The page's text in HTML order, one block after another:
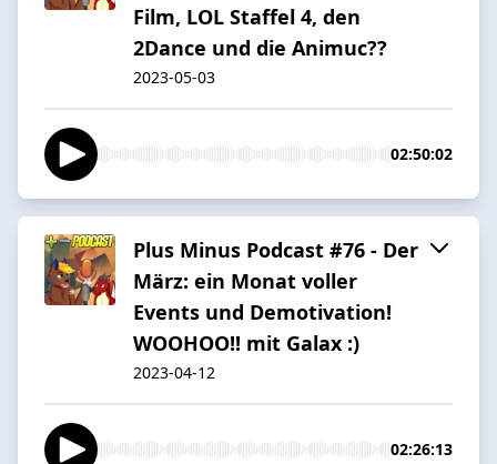
Film, LOL Staffel 4, den
2Dance und die Animuc??
2023-05-03
02:50:02
Plus Minus Podcast #76 - Der
März: ein Monat voller
Events und Demotivation!
WOOHOO!! mit Galax :)
2023-04-12
02:26:13